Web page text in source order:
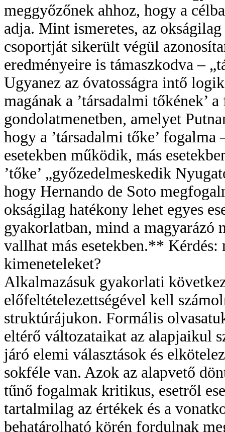
meggyőzőnek ahhoz, hogy a
adja. Mint ismeretes, az
csoportját sikerült végül
eredményeire is támaszkodva –
Ugyanez az óvatosságra intő
magának a ’társadalmi tőkének’
gondolatmenetben, amelyet
hogy a ’társadalmi tőke’
esetekben működik, más
’tőke’ „győzedelmeskedik
hogy Hernando de Soto
okságilag hatékony lehet egyes
gyakorlatban, mind a magyarázó
vallhat más esetekben.** Kérdés:
kimeneteleket?
Alkalmazásuk gyakorlati
előfeltételezettségével kell
struktúrájukon. Formális
eltérő változataikat az alapjaikul
járó elemi választások és
sokféle van. Azok az alapvető
tűnő fogalmak kritikus, esetről
tartalmilag az értékek és a
behatárolható körén fordulnak